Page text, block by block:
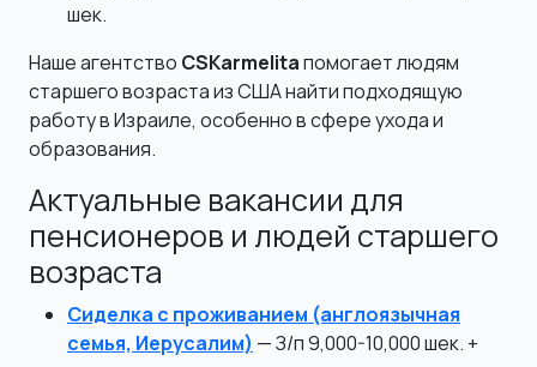
шек.
Наше агентство CSKarmelitaпомогает людям
старшего возраста из США найти подходящую
работу в Израиле, особенно в сфере ухода и
образования.
Актуальные вакансии для
пенсионеров и людей старшего
возраста
Сиделка с проживанием (англоязычная
семья, Иерусалим) — З/п 9,000-10,000 шек. +